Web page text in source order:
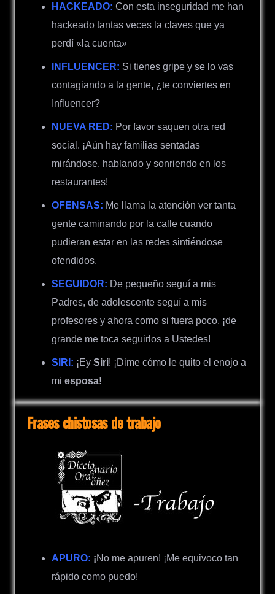
HACKEADO: Con esta inseguridad me han
hackeado tantas veces la claves que ya
perdí «la cuenta»
INFLUENCER: Si tienes gripe y se lo vas
contagiando a la gente, ¿te conviertes en
Influencer?
NUEVA RED: Por favor saquen otra red
social. ¡Aún hay familias sentadas
mirándose, hablando y sonriendo en los
restaurantes!
OFENSAS: Me llama la atención ver tanta
gente caminando por la calle cuando
pudieran estar en las redes sintiéndose
ofendidos.
SEGUIDOR: De pequeño seguí a mis
Padres, de adolescente seguí a mis
profesores y ahora como si fuera poco, ¡de
grande me toca seguirlos a Ustedes!
SIRI: ¡Ey Siri! ¡Dime cómo le quito el enojo a
mi esposa!
Frases chistosas de trabajo
APURO: ¡No me apuren! ¡Me equivoco tan
rápido como puedo!